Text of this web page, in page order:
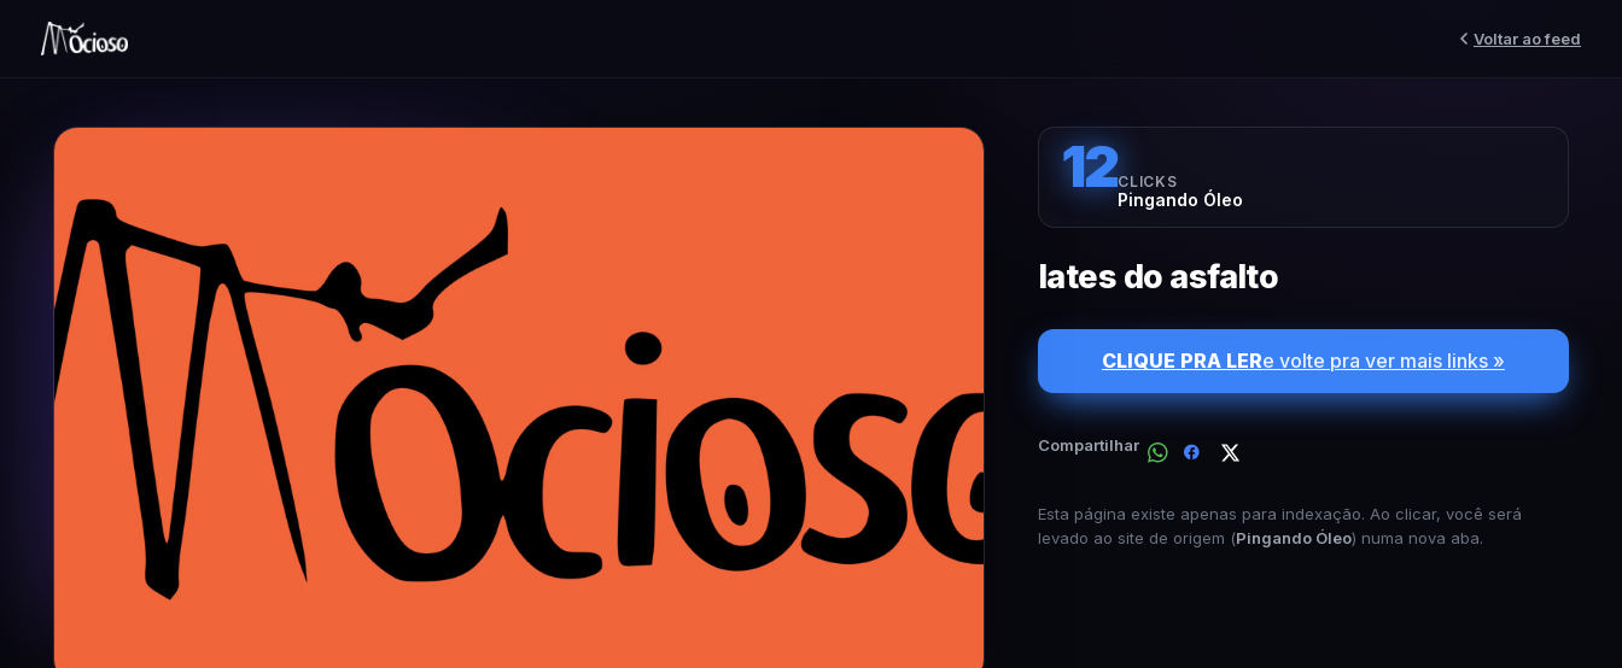
Voltar ao feed
12CLICKS
Pingando Óleo
Iates do asfalto
CLIQUE PRA LERe volte pra ver mais links »
Compartilhar
Esta página existe apenas para indexação. Ao clicar, você será
levado ao site de origem (Pingando Óleo) numa nova aba.